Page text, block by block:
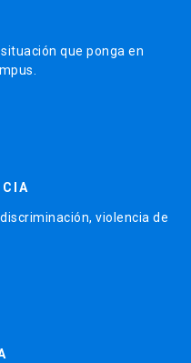
que ponga en
violencia de